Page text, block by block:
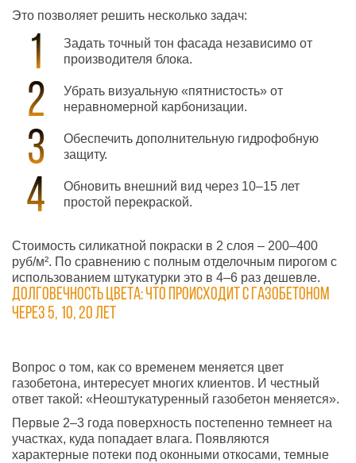
Это позволяет решить несколько задач:
Задать точный тон фасада независимо от
производителя блока.
Убрать визуальную «пятнистость» от
неравномерной карбонизации.
Обеспечить дополнительную гидрофобную
защиту.
Обновить внешний вид через 10–15 лет
простой перекраской.
Стоимость силикатной покраски в 2 слоя – 200–400
руб/м². По сравнению с полным отделочным пирогом с
использованием штукатурки это в 4–6 раз дешевле.
Долговечность цвета: что происходит с газобетоном
через 5, 10, 20 лет
Вопрос о том, как со временем меняется цвет
газобетона, интересует многих клиентов. И честный
ответ такой: «Неоштукатуренный газобетон меняется».
Первые 2–3 года поверхность постепенно темнеет на
участках, куда попадает влага. Появляются
характерные потеки под оконными откосами, темные